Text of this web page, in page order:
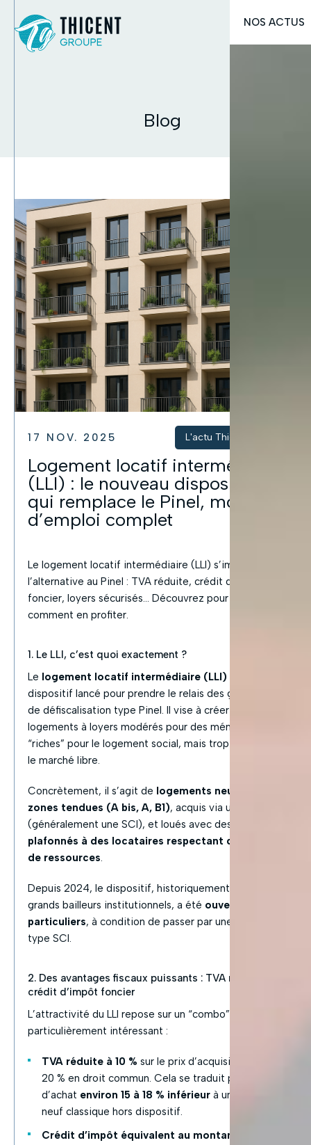
Blog
17 NOV. 2025 L'actu Thicent Groupe
Logement locatif intermédiaire
(LLI) : le nouveau dispositif fiscal
qui remplace le Pinel, mode
d’emploi complet
Le logement locatif intermédiaire (LLI) s’impose comme
l’alternative au Pinel : TVA réduite, crédit d’impôt
foncier, loyers sécurisés… Découvrez pour qui et
comment en profiter.
1. Le LLI, c’est quoi exactement ?
Le logement locatif intermédiaire (LLI)
dispositif lancé pour prendre le relais des grandes lois
de défiscalisation type Pinel. Il vise à créer des
logements à loyers modérés pour des ménages trop
“riches” pour le logement social, mais trop “justes” pour
le marché libre.
Concrètement, il s’agit de logements neufs situés en
zones tendues (A bis, A, B1), acquis via une société
(généralement une SCI), et loués avec des
plafonnés à des locataires respectant des plafonds
de ressources.
Depuis 2024, le dispositif, historiquement réservé aux
grands bailleurs institutionnels, a été ouvert aux
particuliers, à condition de passer par une structure de
type SCI.
2. Des avantages fiscaux puissants : TVA réduite et
crédit d’impôt foncier
L’attractivité du LLI repose sur un “combo” fiscal
particulièrement intéressant :
TVA réduite à 10 % sur le prix d’acquisition, contre
20 % en droit commun. Cela se traduit par un prix
d’achat environ 15 à 18 % inférieur à un logement
neuf classique hors dispositif.
Crédit d’impôt équivalent au montant de la taxe